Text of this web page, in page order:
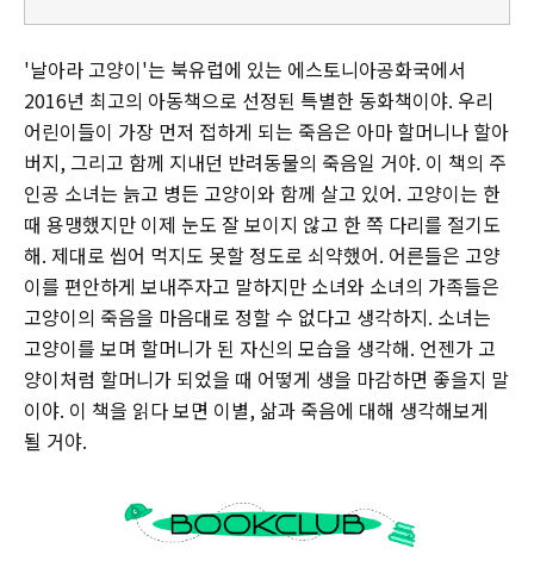
'날아라 고양이'는 북유럽에 있는 에스토니아공화국에서
2016년 최고의 아동책으로 선정된 특별한 동화책이야. 우리
어린이들이 가장 먼저 접하게 되는 죽음은 아마 할머니나 할아
버지, 그리고 함께 지내던 반려동물의 죽음일 거야. 이 책의 주
인공 소녀는 늙고 병든 고양이와 함께 살고 있어. 고양이는 한
때 용맹했지만 이제 눈도 잘 보이지 않고 한 쪽 다리를 절기도
해. 제대로 씹어 먹지도 못할 정도로 쇠약했어. 어른들은 고양
이를 편안하게 보내주자고 말하지만 소녀와 소녀의 가족들은
고양이의 죽음을 마음대로 정할 수 없다고 생각하지. 소녀는
고양이를 보며 할머니가 된 자신의 모습을 생각해. 언젠가 고
양이처럼 할머니가 되었을 때 어떻게 생을 마감하면 좋을지 말
이야. 이 책을 읽다 보면 이별, 삶과 죽음에 대해 생각해보게
될 거야.